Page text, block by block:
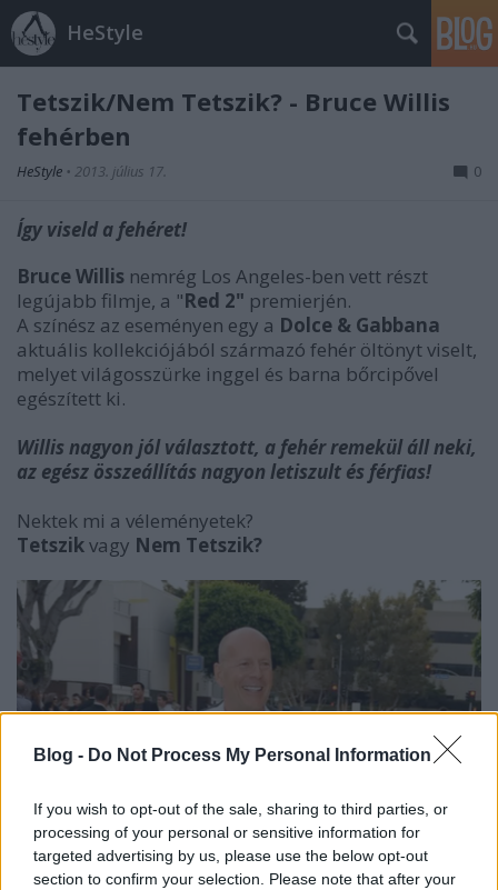
Blog - Do Not Process My Personal Information
If you wish to opt-out of the sale, sharing to third parties, or
processing of your personal or sensitive information for
targeted advertising by us, please use the below opt-out
section to confirm your selection. Please note that after your
HeStyle
Tetszik/Nem Tetszik? - Bruce Willis
fehérben
HeStyle • 2013. július 17. 0
Így viseld a fehéret!
Bruce Willis nemrég Los Angeles-ben vett részt
legújabb filmje, a "Red 2" premierjén.
A színész az eseményen egy a Dolce & Gabbana
aktuális kollekciójából származó fehér öltönyt viselt,
melyet világosszürke inggel és barna bőrcipővel
egészített ki.
Willis nagyon jól választott, a fehér remekül áll neki,
az egész összeállítás nagyon letiszult és férfias!
Nektek mi a véleményetek?
Tetszikvagy Nem Tetszik?